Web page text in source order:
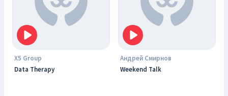
X5 Group
Data Therapy
Андрей Смирнов
Weekend Talk